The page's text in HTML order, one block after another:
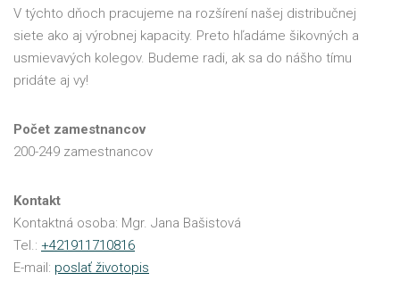
V týchto dňoch pracujeme na rozšírení našej distribučnej
siete ako aj výrobnej kapacity. Preto hľadáme šikovných a
usmievavých kolegov. Budeme radi, ak sa do nášho tímu
pridáte aj vy!
Počet zamestnancov
200-249 zamestnancov
Kontakt
Kontaktná osoba: Mgr. Jana Bašistová
Tel.: +421911710816
E-mail: poslať životopis